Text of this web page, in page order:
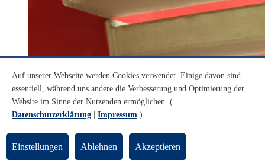
Auf unserer Webseite werden Cookies verwendet. Einige davon sind
essentiell, während uns andere die Verbesserung und Optimierung der
Website im Sinne der Nutzenden ermöglichen. (
Datenschutzerklärung
Impressum )
Einstellungen Ablehnen Akzeptieren